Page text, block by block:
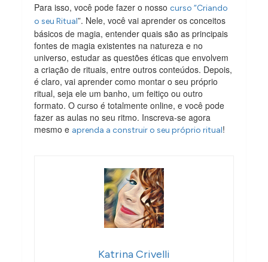
Para isso, você pode fazer o nossocurso “Criando
o seu Ritual”. Nele, você vai aprender os conceitos
básicos de magia, entender quais são as principais
fontes de magia existentes na natureza e no
universo, estudar as questões éticas que envolvem
a criação de rituais, entre outros conteúdos. Depois,
é claro, vai aprender como montar o seu próprio
ritual, seja ele um banho, um feitiço ou outro
formato. O curso é totalmente online, e você pode
fazer as aulas no seu ritmo. Inscreva-se agora
mesmo e aprenda a construir o seu próprio ritual!
Katrina Crivelli